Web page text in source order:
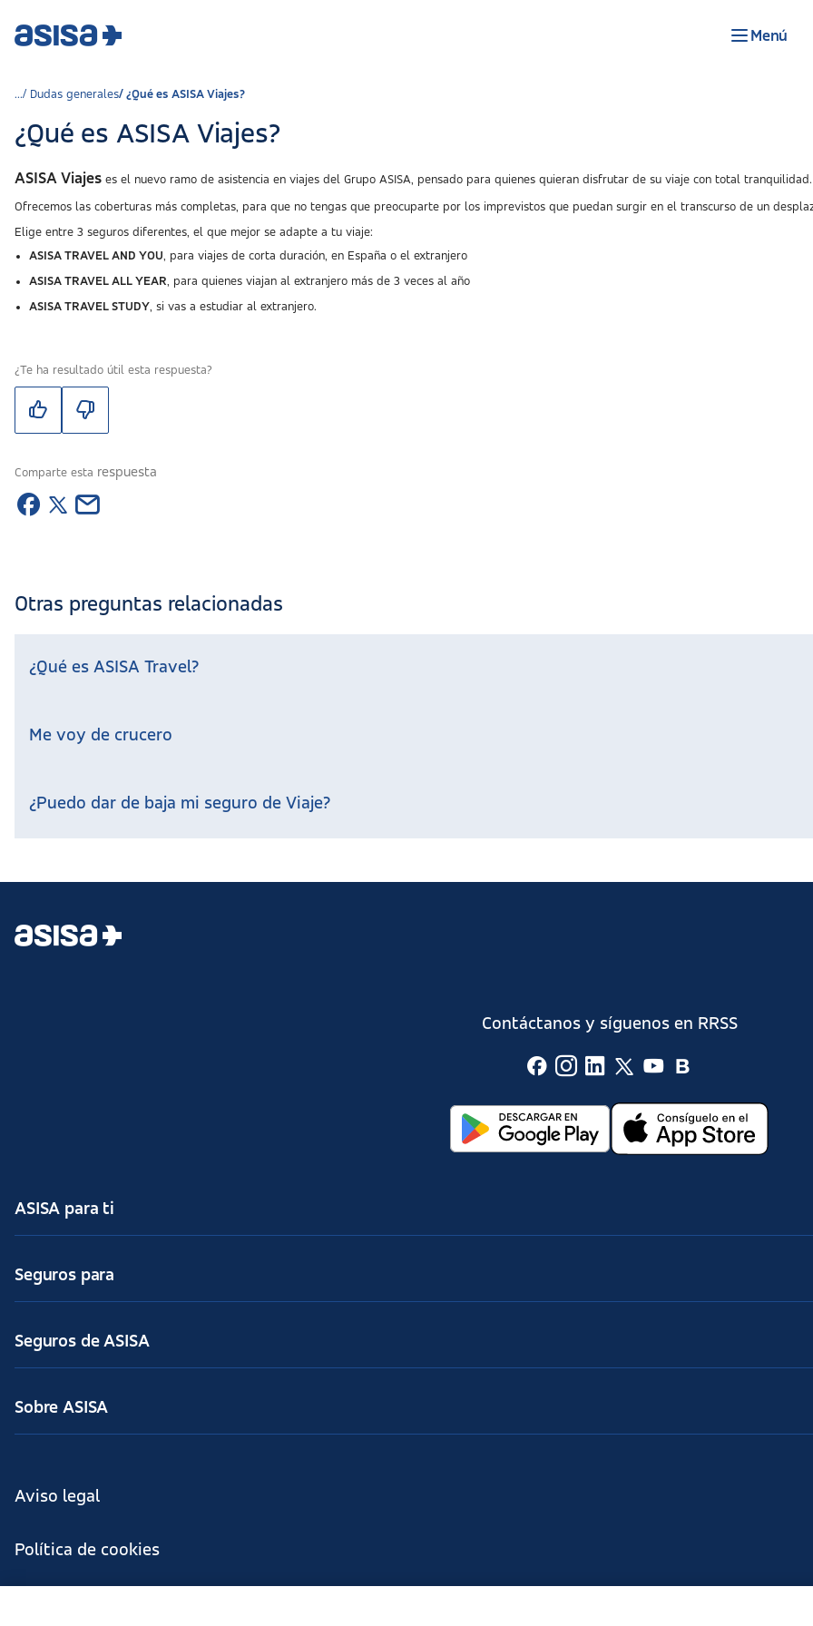
Menú
Dudas generales ¿Qué es ASISA Viajes?
¿Qué es ASISA Viajes?
ASISA Viajes es el nuevo ramo de asistencia en viajes del Grupo ASISA, pensado para quienes quieran disfrutar de su viaje con total tranquilidad.
Ofrecemos las coberturas más completas, para que no tengas que preocuparte por los imprevistos que puedan surgir en el transcurso de un
Elige entre 3 seguros diferentes, el que mejor se adapte a tu viaje:
ASISA TRAVEL AND YOU, para viajes de corta duración, en España o el extranjero
ASISA TRAVEL ALL YEAR, para quienes viajan al extranjero más de 3 veces al año
ASISA TRAVEL STUDY, si vas a estudiar al extranjero.
¿Te ha resultado útil esta respuesta?
Comparte esta respuesta
Otras preguntas relacionadas
¿Qué es ASISA Travel?
Me voy de crucero
¿Puedo dar de baja mi seguro de Viaje?
Contáctanos y síguenos en RRSS
ASISA para ti
Seguros para
Seguros de ASISA
Sobre ASISA
Aviso legal
Política de cookies